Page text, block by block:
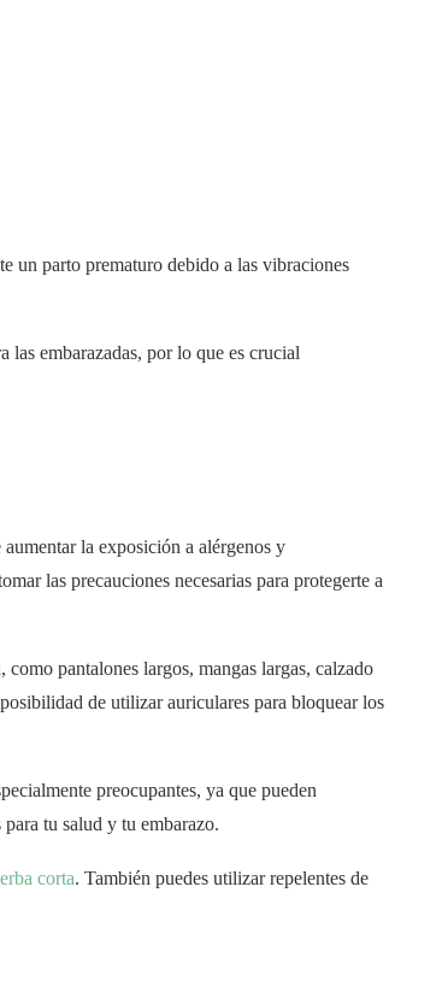
un parto prematuro debido a las vibraciones
las embarazadas, por lo que es crucial
la exposición a alérgenos y
las precauciones necesarias para protegerte a
pantalones largos, mangas largas, calzado
de utilizar auriculares para bloquear los
preocupantes, ya que pueden
tu salud y tu embarazo.
corta. También puedes utilizar repelentes de